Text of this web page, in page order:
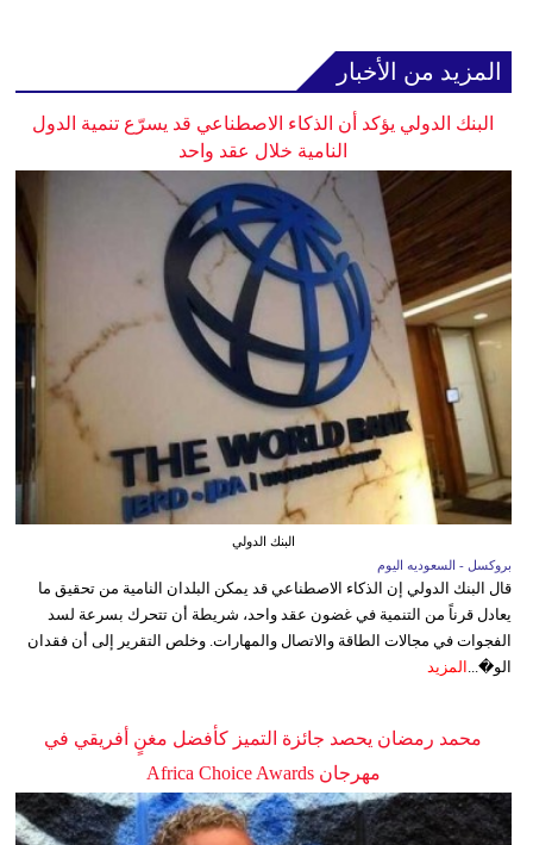
المزيد من الأخبار
البنك الدولي يؤكد أن الذكاء الاصطناعي قد يسرّع تنمية الدول
النامية خلال عقد واحد
البنك الدولي
بروكسل - السعوديه اليوم
قال البنك الدولي إن الذكاء الاصطناعي قد يمكن البلدان النامية من تحقيق ما
يعادل قرناً من التنمية في غضون عقد واحد، شريطة أن تتحرك بسرعة لسد
الفجوات في مجالات الطاقة والاتصال والمهارات. وخلص التقرير إلى أن فقدان
الو�... المزيد
محمد رمضان يحصد جائزة التميز كأفضل مغنٍ أفريقي في
مهرجان Africa Choice Awards